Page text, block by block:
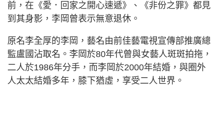
前，在《愛．回家之開心速遞》、《非份之罪》都見
到其身影，李岡曾表示無意退休。
原名李全厚的李岡，藝名由前佳藝電視宣傳部推廣總
監盧國沾取名。李岡於80年代曾與女藝人斑斑拍拖，
二人於1986年分手，而李岡於2000年結婚，與圈外
人太太結婚多年，膝下猶虛，享受二人世界。